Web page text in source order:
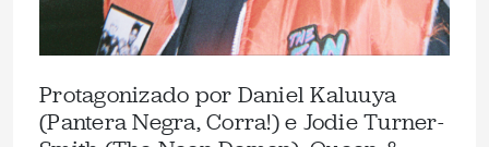
Protagonizado por Daniel Kaluuya
(Pantera Negra, Corra!) e Jodie Turner-